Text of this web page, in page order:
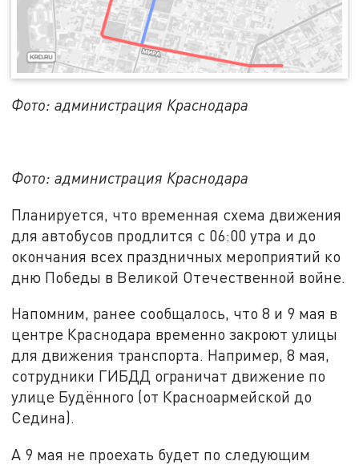
Фото: администрация Краснодара
Фото: администрация Краснодара
Планируется, что временная схема движения
для автобусов продлится с 06:00 утра и до
окончания всех праздничных мероприятий ко
дню Победы в Великой Отечественной войне.
Напомним, ранее сообщалось, что 8 и 9 мая в
центре Краснодара временно закроют улицы
для движения транспорта. Например, 8 мая,
сотрудники ГИБДД ограничат движение по
улице Будённого (от Красноармейской до
Седина).
А 9 мая не проехать будет по следующим